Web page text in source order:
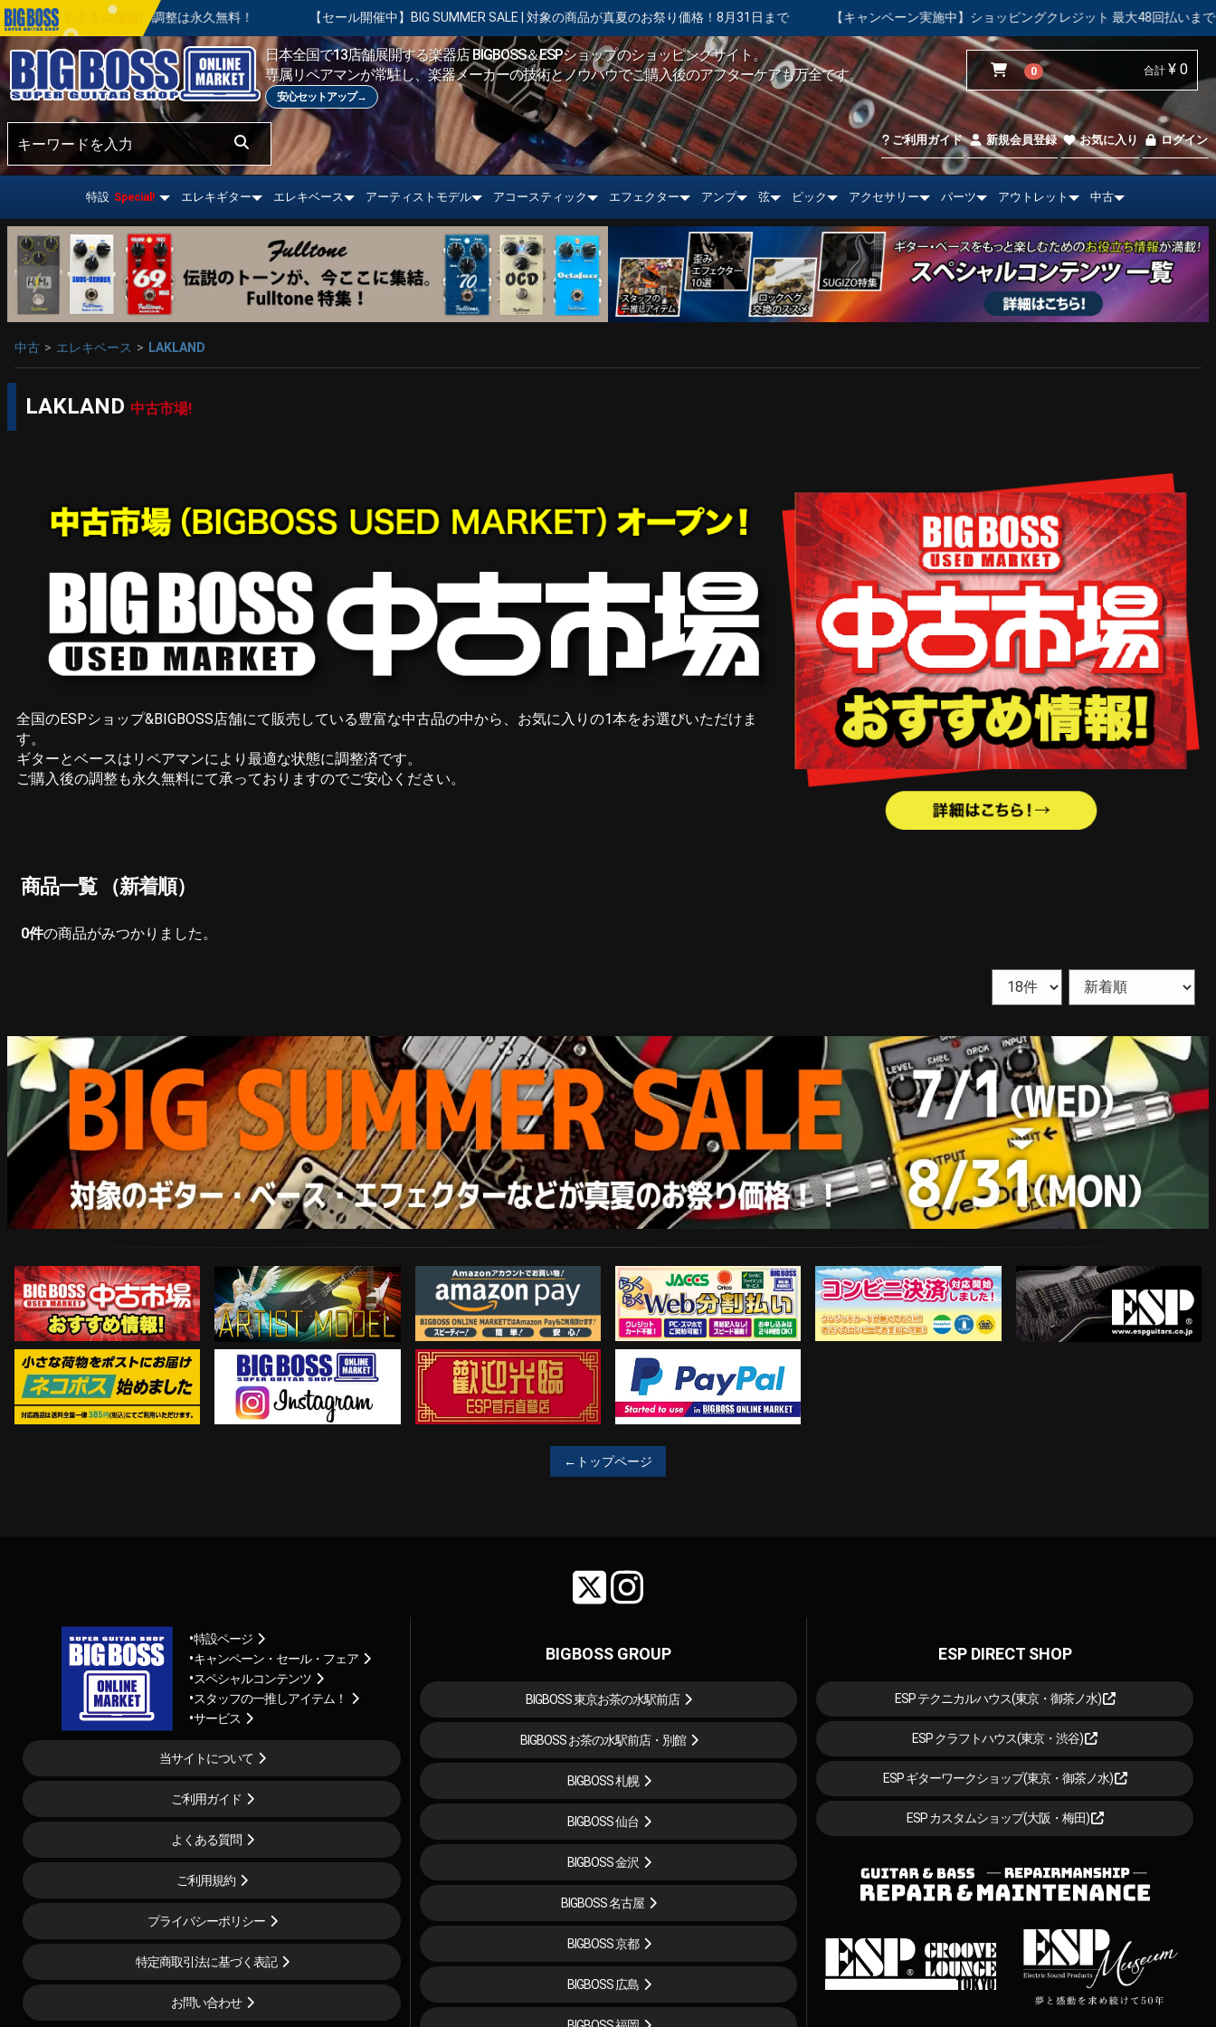
後の基本調整は永久無料！ 【セール開催中】BIG SUMMER SALE | 対象の商品が真夏のお祭り価格！8月31日まで 【キャンペーン実施中】ショッピングクレジット 最大48回払いまで金利手数料無料
日本全国で13店舗展開する楽器店 BIGBOSS＆ESPショップのショッピングサイト。
専属リペアマンが常駐し、楽器メーカーの技術とノウハウでご購入後のアフターケアも万全です。
安心セットアップ→
0 合計 ¥ 0
ご利用ガイド 新規会員登録 お気に入り ログイン
特設 Special! エレキギター エレキベース アーティストモデル アコースティック エフェクター アンプ 弦 ピック アクセサリー パーツ アウトレット 中古
中古 エレキベース LAKLAND
LAKLAND 中古市場!
全国のESPショップ&BIGBOSS店舗にて販売している豊富な中古品の中から、お気に入りの1本をお選びいただけま
す。
ギターとベースはリペアマンにより最適な状態に調整済です。
ご購入後の調整も永久無料にて承っておりますのでご安心ください。
商品一覧 （新着順）
0件の商品がみつかりました。
中古市場おすすめ情報!! ARTIST MODEL Amazon Pay らくらくWeb分割払い コンビニ決済対応開始！ ESP Guitars
ネコポス対象商品はコチラ Instagram 歓迎工臨 PayPal決済がご利用可能！
←トップページ
特設ページ
キャンペーン・セール・フェア
スペシャルコンテンツ
スタッフの一推しアイテム！
サービス
当サイトについて
ご利用ガイド
よくある質問
ご利用規約
プライバシーポリシー
特定商取引法に基づく表記
お問い合わせ
BIGBOSS GROUP
BIGBOSS 東京お茶の水駅前店
BIGBOSS お茶の水駅前店・別館
BIGBOSS 札幌
BIGBOSS 仙台
BIGBOSS 金沢
BIGBOSS 名古屋
BIGBOSS 京都
BIGBOSS 広島
ESP DIRECT SHOP
ESP テクニカルハウス(東京・御茶ノ水)
ESP クラフトハウス(東京・渋谷)
ESP ギターワークショップ(東京・御茶ノ水)
ESP カスタムショップ(大阪・梅田)